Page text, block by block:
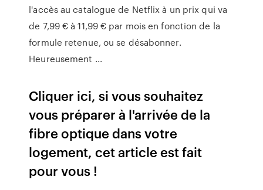
l'accès au catalogue de Netflix à un prix qui va
de 7,99 € à 11,99 € par mois en fonction de la
formule retenue, ou se désabonner.
Heureusement ...
Cliquer ici, si vous souhaitez
vous préparer à l'arrivée de la
fibre optique dans votre
logement, cet article est fait
pour vous !